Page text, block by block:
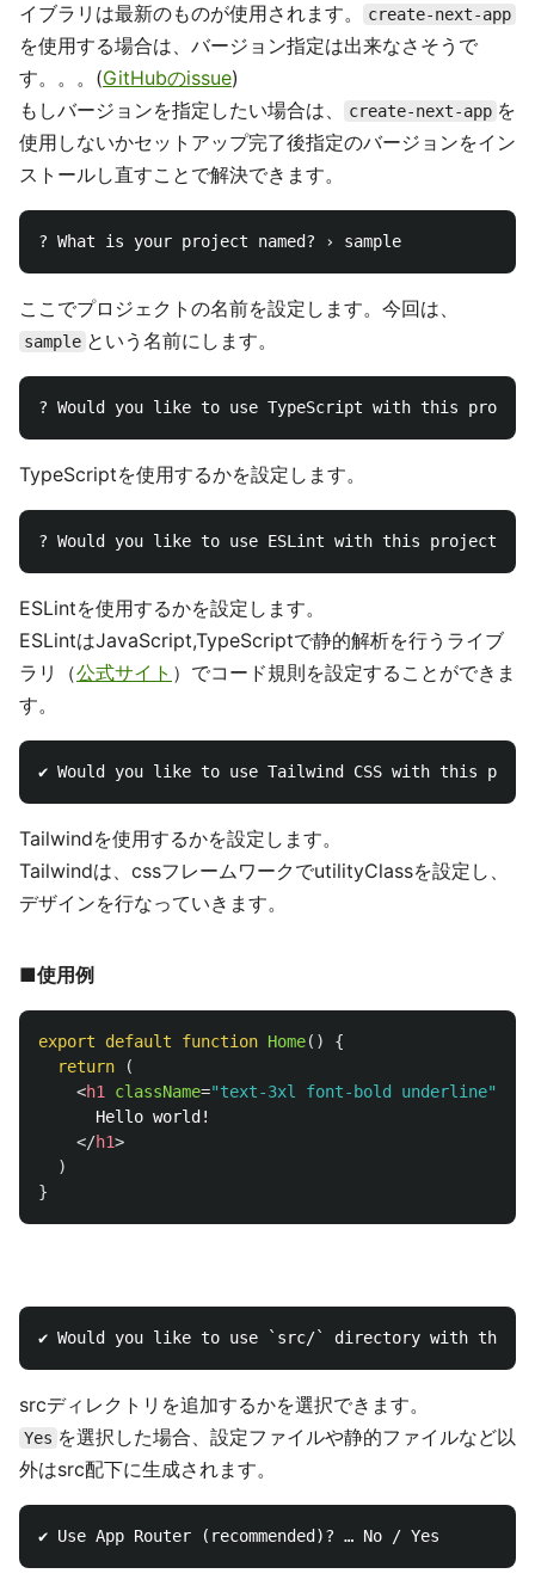
イブラリは最新のものが使用されます。
create-next-app
を使用する場合は、バージョン指定は出来なさそうで
す。。。(GitHubのissue)
もしバージョンを指定したい場合は、
create-next-app を
使用しないかセットアップ完了後指定のバージョンをイン
ストールし直すことで解決できます。
ここでプロジェクトの名前を設定します。今回は、
sample という名前にします。
TypeScriptを使用するかを設定します。
ESLintを使用するかを設定します。
ESLintはJavaScript,TypeScriptで静的解析を行うライブ
ラリ（公式サイト ）でコード規則を設定することができま
す。
Tailwindを使用するかを設定します。
Tailwindは、cssフレームワークでutilityClassを設定し、
デザインを行なっていきます。
■使用例
export default function Home()
{
return
(
<h1 className="text-3xl font-bold underline"
      Hello world!
</h1>
)
}
srcディレクトリを追加するかを選択できます。
Yes を選択した場合、設定ファイルや静的ファイルなど以
外はsrc配下に生成されます。